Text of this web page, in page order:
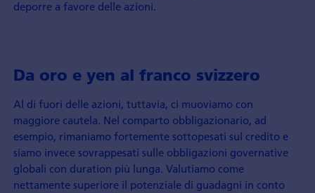
deporre a favore delle azioni.
Da oro e yen al franco svizzero
Al di fuori delle azioni, tuttavia, ci muoviamo con
maggiore cautela. Nel comparto obbligazionario, ad
esempio, rimaniamo fortemente sottopesati sul credito e
siamo invece sovrappesati sulle obbligazioni governative
globali con duration più lunga. Valutiamo come
nettamente superiore il potenziale di guadagni in conto